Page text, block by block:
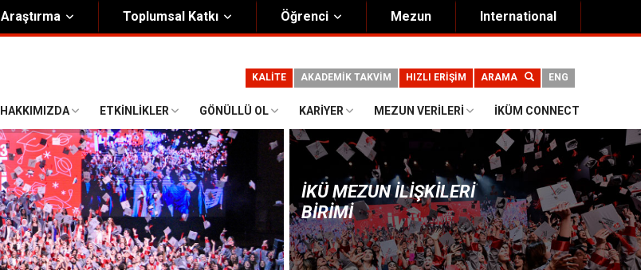
Stratejik Plan
Eğiticinin Eğitimi Programı
Bilgi Güvenliği
Politikalar
Araştırma Toplumsal Katkı Öğrenci Mezun International
ENG
ARAMA
HIZLI ERİŞİM
AKADEMİK TAKVİM
KALİTE
HAKKIMIZDA ETKINLIKLER GÖNÜLLÜ OL KARIYER MEZUN VERILERI İKÜM CONNECT
İKÜ MEZUN İLIŞKILERI
BIRIMI